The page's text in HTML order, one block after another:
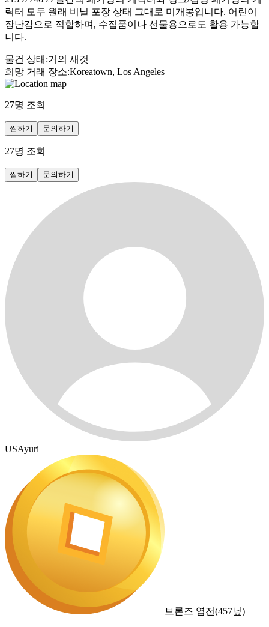
릭터 모두 원래 비닐 포장 상태 그대로 미개봉입니다. 어린이
장난감으로 적합하며, 수집품이나 선물용으로도 활용 가능합
니다.
물건 상태 :거의 새것
희망 거래 장소:Koreatown, Los Angeles
27명 조회
찜하기 문의하기
27명 조회
찜하기 문의하기
USAyuri
브론즈 엽전(457닢)